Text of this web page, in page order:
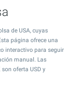
de USA, cuyas
página ofrece una
interactivo para seguir
manual. Las
oferta USD y